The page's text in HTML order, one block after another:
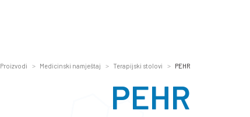
Proizvodi Medicinski namještaj Terapijski stolovi PEHR
PEHR